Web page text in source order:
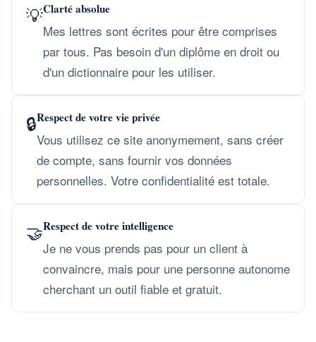
💡Clarté absolue
Mes lettres sont écrites pour être comprises
par tous. Pas besoin d'un diplôme en droit ou
d'un dictionnaire pour les utiliser.
🔒Respect de votre vie privée
Vous utilisez ce site anonymement, sans créer
de compte, sans fournir vos données
personnelles. Votre confidentialité est totale.
🤝Respect de votre intelligence
Je ne vous prends pas pour un client à
convaincre, mais pour une personne autonome
cherchant un outil fiable et gratuit.